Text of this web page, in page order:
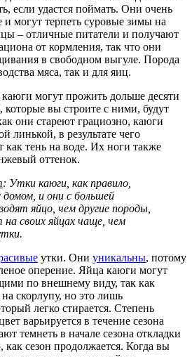
если удастся поймать. Они очень
могут терпеть суровые зимы на
– отличные питатели и получают
от кормления, так что они
в свободном выгуле. Порода
мяса, так и для яиц.
могут прожить дольше десяти
которые вы строите с ними, будут
они стареют грациозно, каюги
линькой, в результате чего
как тень на воде. Их ноги также
оттенок.
: Утки каюги, как правило,
и они с большей
яйцо, чем другие породы,
своих яйцах чаще, чем
утки. Они уникальны, потому
оперение. Яйца каюги могут
по внешнему виду, так как
скорлупу, но это лишь
легко стирается. Степень
варьируется в течение сезона
темнеть в начале сезона откладки
как сезон продолжается. Когда вы